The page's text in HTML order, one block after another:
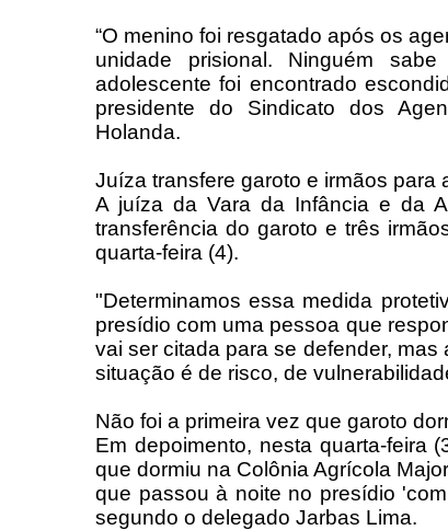
“O menino foi resgatado após os
unidade prisional. Ninguém
adolescente foi encontrado
presidente do Sindicato dos
Holanda.
Juíza transfere garoto e irmãos para
A juíza da Vara da Infância e da
transferência do garoto e três
quarta-feira (4).
"Determinamos essa medida
presídio com uma pessoa que
vai ser citada para se defender,
situação é de risco, de
Não foi a primeira vez que garoto
Em depoimento, nesta quarta-feira
que dormiu na Colônia Agrícola
que passou à noite no presídio
segundo o delegado Jarbas Lima.